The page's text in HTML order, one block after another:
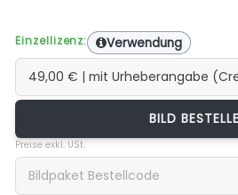
Einzellizenz: Verwendung
BILD
Preise exkl. USt.